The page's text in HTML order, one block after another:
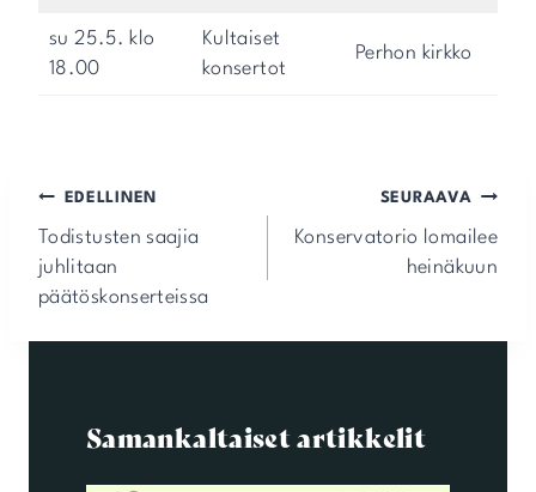
su 25.5. klo
18.00
Kultaiset
konsertot
Perhon kirkko
Artikkelien
selaus
EDELLINEN
Todistusten saajia
juhlitaan
päätöskonserteissa
SEURAAVA
Konservatorio lomailee
heinäkuun
Samankaltaiset artikkelit